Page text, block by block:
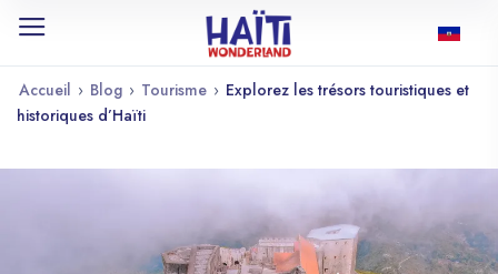
Accueil › Blog › Tourisme › Explorez les trésors touristiques et
historiques d’Haïti